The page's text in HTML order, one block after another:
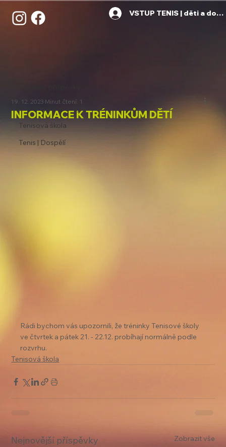
VSTUP TENIS | děti a
Tenisová škola
Tenis | Dospělí
INFORMACE K TRÉNINKŮM DĚTÍ
19. 12. 2023 Minut čtení: 1
Rádi bychom vás upozornili, že tréninky Tenisové školy
ve čtvrtek a pátek 21. - 22.12. probíhají normálně podle
rozvrhu.
Tenisová škola
Nejnovější příspěvky Zobrazit vše